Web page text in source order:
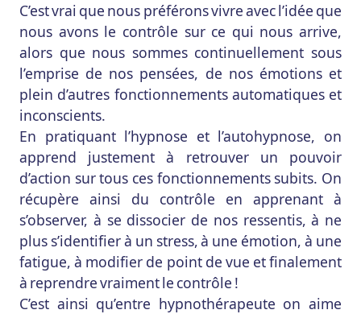
C’est vrai que nous préférons vivre avec l’idée que
nous avons le contrôle sur ce qui nous arrive,
alors que nous sommes continuellement sous
l’emprise de nos pensées, de nos émotions et
plein d’autres fonctionnements automatiques et
inconscients.
En pratiquant l’hypnose et l’autohypnose, on
apprend justement à retrouver un pouvoir
d’action sur tous ces fonctionnements subits. On
récupère ainsi du contrôle en apprenant à
s’observer, à se dissocier de nos ressentis, à ne
plus s’identifier à un stress, à une émotion, à une
fatigue, à modifier de point de vue et finalement
à reprendre vraiment le contrôle !
C’est ainsi qu’entre hypnothérapeute on aime